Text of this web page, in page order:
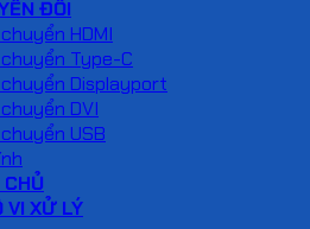
ĐỔI
HDMI
Type-C
Displayport
DVI
USB
VI XỬ LÝ